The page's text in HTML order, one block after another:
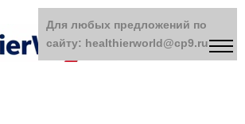
Для любых предложений по
сайту: healthierworld@cp9.ru